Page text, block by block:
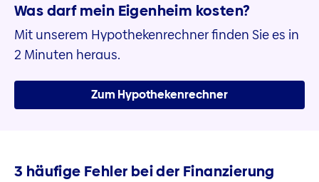
Was darf mein Eigenheim kosten?
Mit unserem Hypothekenrechner finden Sie es in
2 Minuten heraus.
Zum Hypothekenrechner
3 häufige Fehler bei der Finanzierung